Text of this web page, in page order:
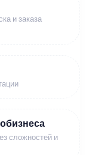
и заказа
сложностей и